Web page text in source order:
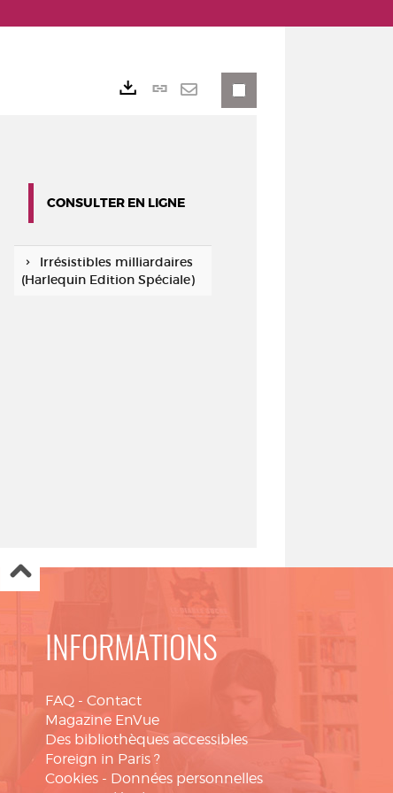
Lien
CONSULTER EN LIGNE
Irrésistibles milliardaires
(Harlequin Edition Spéciale)
INFORMATIONS
FAQ - Contact
Magazine EnVue
Des bibliothèques accessibles
Foreign in Paris ?
Cookies - Données personnelles